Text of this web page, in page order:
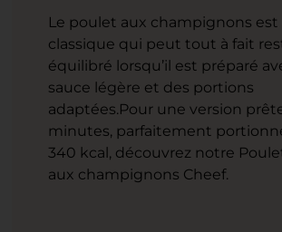
Le poulet aux champignons est
classique qui peut tout à fait
équilibré lorsqu’il est préparé
sauce légère et des portions
adaptées.Pour une version
minutes, parfaitement
340 kcal, découvrez notre
aux champignons Cheef.